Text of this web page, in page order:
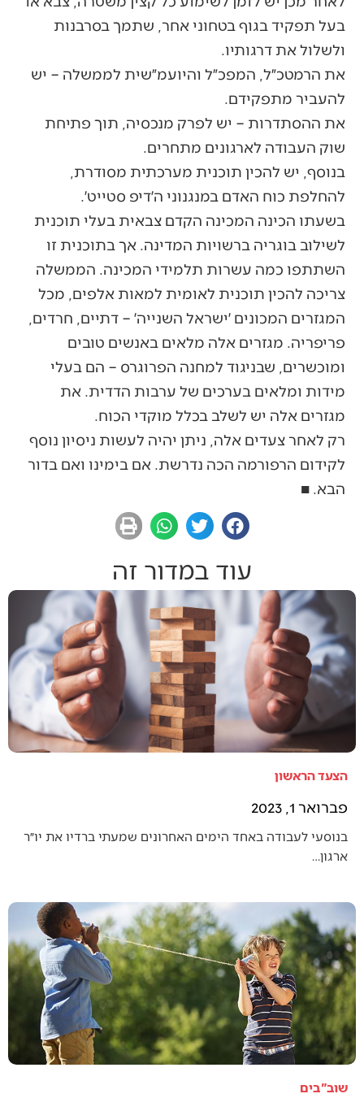
בעל תפקיד בגוף בטחוני אחר, שתמך בסרבנות
ולשלול את דרגותיו.
את הרמטכ״ל, המפכ״ל והיועמ״שית לממשלה – יש
להעביר מתפקידם.
את ההסתדרות – יש לפרק מנכסיה, תוך פתיחת
שוק העבודה לארגונים מתחרים.
בנוסף, יש להכין תוכנית מערכתית מסודרת,
להחלפת כוח האדם במנגנוני ה׳דיפ סטייט׳.
בשעתו הכינה המכינה הקדם צבאית בעלי תוכנית
לשילוב בוגריה ברשויות המדינה. אך בתוכנית זו
השתתפו כמה עשרות תלמידי המכינה. הממשלה
צריכה להכין תוכנית לאומית למאות אלפים, מכל
המגזרים המכונים ׳ישראל השנייה׳ – דתיים, חרדים,
פריפריה. מגזרים אלה מלאים באנשים טובים
ומוכשרים, שבניגוד למחנה הפרוגרס – הם בעלי
מידות ומלאים בערכים של ערבות הדדית. את
מגזרים אלה יש לשלב בכלל מוקדי הכוח.
רק לאחר צעדים אלה, ניתן יהיה לעשות ניסיון נוסף
לקידום הרפורמה הכה נדרשת. אם בימינו ואם בדור
הבא. ■
עוד במדור זה
הצעד הראשון
פברואר 1, 2023
בנוסעי לעבודה באחד הימים האחרונים שמעתי ברדיו את יו״ר
ארגון…
שוב"בים